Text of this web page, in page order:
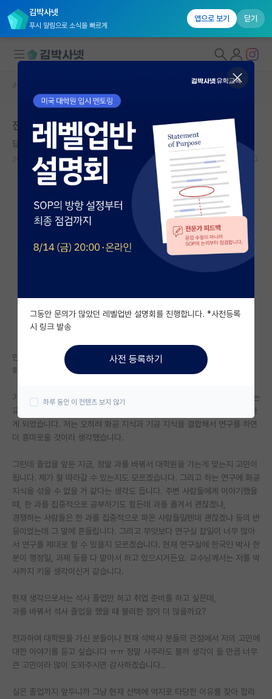
김박사넷
푸시 알림으로 소식을 빠르게
앱으로 보기 닫기
대학원생 모집
국내대학원 정보
연구실&오픈랩
커뮤니티
커뮤니티 홈
전체글보기
베스트 게시판
자유 게시판(아무개랩)
미국 유학 게시판
미국 대학원 합격 후기 게시판
대학원생 모집 게시판
연구실(PI) 홍보 게시판
석박사 채용 정보 게시판
임용 정보 게시판
학부 인턴 게시판
취업 게시판
임용 후기 게시판
PI 전용 게시판
특수/전문대학원 게시판
반도체/AI 게시판
장학금/장학생 게시판
학술 정보 게시판
커뮤니티 홈
전과하여 대학원 진학 고민.. 제발 도와주세요..
답답한 막스 플랑크
2024.12.20 2 1189
안녕하세요. 학부 졸업을 앞둔 학생입니다.
화공 학부생인데 기공으로 과를 바꿔서 대학원을 가는게 맞나 싶습니다.
기공 교수님과 인연이 닿아 교수님께서 함께 연구해보자고 제안하셨고, 저는
교수님도 좋으시고 연구 분야도 흥미로워서 학부 연구생으로 반년동안 일하
게 되었습니다. 저는 오히려 화공 지식과 기공 지식을 결합해서 연구를 하면
더 흥미로울 것이라 생각했습니다.
그런데 졸업을 앞둔 지금, 정말 과를 바꿔서 대학원을 가는게 맞는지 고민이
됩니다. 제가 잘 따라갈 수 있는지도 모르겠습니다. 그리고 하는 연구에 화공
지식을 섞을 수 없을 거 같다는 생각도 듭니다. 주변 사람들에게 이야기했을
때, 한 과를 집중적으로 공부하기도 힘든데 과를 옮겨서 괜찮겠냐,
경쟁하는 사람들은 한 과를 집중적으로 파온 사람들일텐데 괜찮겠냐 등의 반
응이었는데 그 말에 흔들립니다. 그리고 무엇보다 연구실 잡일이 너무 많아
서 연구를 제대로 할 수 있을지 모르겠습니다. 현재 연구실에 한국인 박사 한
분이 행정일, 과제 등을 다 맡아서 하고 있으시거든요. 교수님께서는 저를 박
사까지 키울 생각이신거 같습니다.
현재 생각으로서는 석사 졸업만 하고 취업 준비를 하고 싶은데,
과를 바꿔서 석사 졸업을 했을 때 불리한 점이 더 많을까요?
전과하여 대학원을 가신 분들이나 현재 석박사 분들의 관점에서 저의 고민에
대한 이야기를 듣고 싶습니다 ㅠㅠ 정말 사주라도 볼까 생각이 들 만큼 너무
큰 고민이라 많이 도와주시면 감사하겠습니다..
실은 졸업까지 앞두니까 그냥 현재 선택에 억지로 타당한 이유를 찾아 합리
그동안 문의가 많았던 레벨업반 설명회를 진행합니다. *사전등록
시 링크 발송
사전 등록하기
하루 동안 이 컨텐츠 보지 않기